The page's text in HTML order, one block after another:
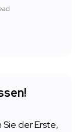
der Erste,